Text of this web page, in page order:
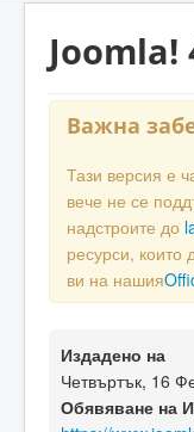
Joomla!
Важна
Тази версия е
вече не се
надстроите до
ресурси, които
ви на нашия
Издадено на
Четвъртък, 16
Обявяване на